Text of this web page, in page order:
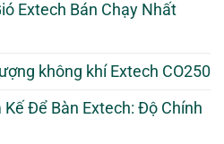
Extech Bán Chạy Nhất
không khí Extech CO250
Để Bàn Extech: Độ Chính